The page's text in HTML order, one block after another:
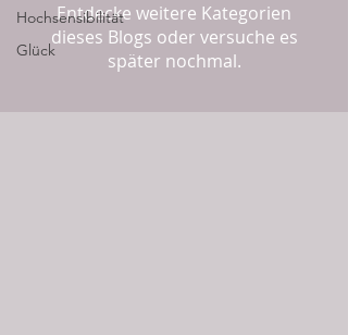
Hochsensibilität
Glück
Entdecke weitere Kategorien
dieses Blogs oder versuche es
später nochmal.